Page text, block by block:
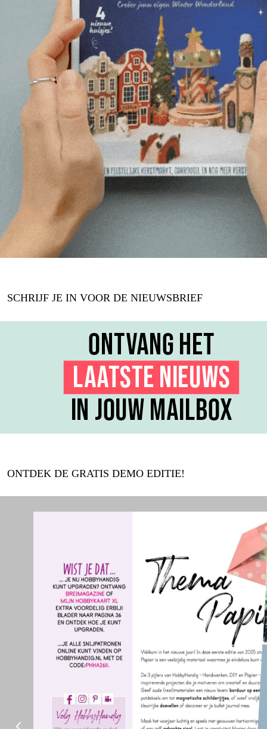
SCHRIJF JE IN VOOR DE NIEUWSBRIEF
ONTDEK DE GRATIS DEMO EDITIE!